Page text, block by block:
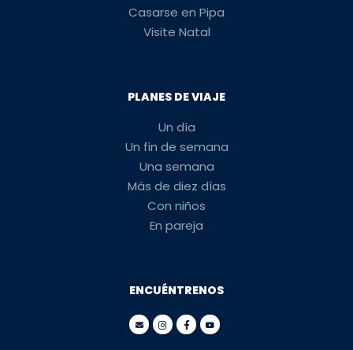
Casarse en Pipa
Visite Natal
PLANES DE VIAJE
Un día
Un fin de semana
Una semana
Más de diez días
Con niños
En pareja
ENCUÉNTRENOS